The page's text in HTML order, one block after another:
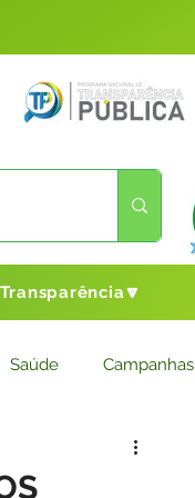
Transparência🔽
Saúde Campanhas
Cultura e Esporte